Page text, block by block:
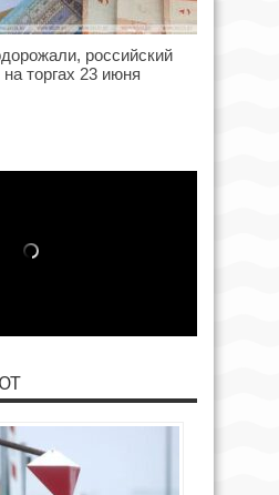
российский
торгах 23 июня